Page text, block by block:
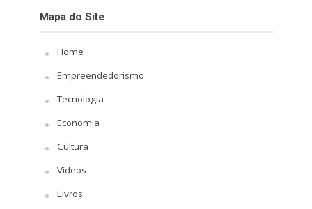
Mapa do Site
Home
Empreendedorismo
Tecnologia
Economia
Cultura
Vídeos
Livros